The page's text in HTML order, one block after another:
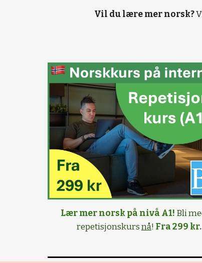
Vil du lære mer norsk?
Lær mer norsk på nivå A1! Bli
repetisjonskursnå! Fra 299 kr.